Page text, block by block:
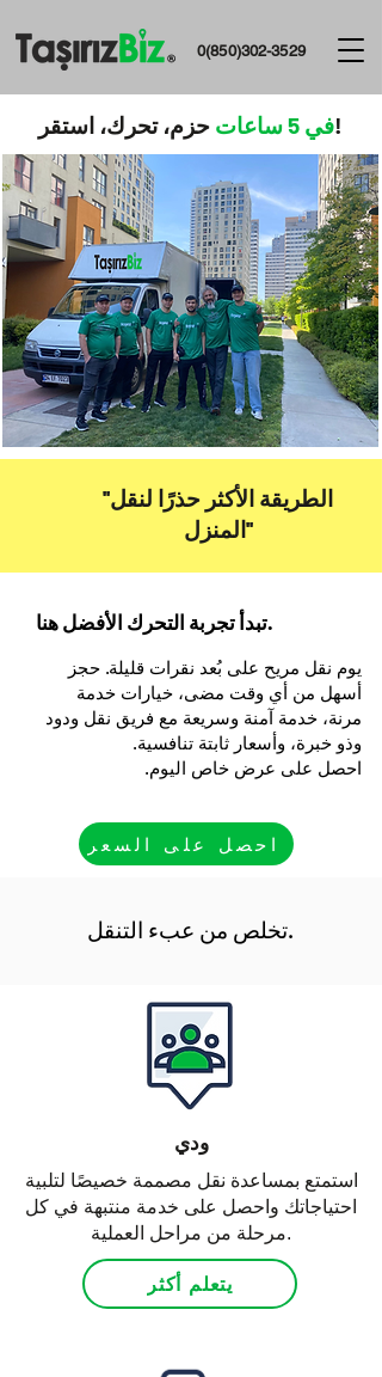
0(850)302-3529
في 5 ساعاتحزم، تحرك، استقر!
''الطريقة الأكثر حذرًا لنقل
المنزل''
تبدأ تجربة التحرك الأفضل هنا.
يوم نقل مريح على بُعد نقرات قليلة. حجز
أسهل من أي وقت مضى، خيارات خدمة
مرنة، خدمة آمنة وسريعة مع فريق نقل ودود
وذو خبرة، وأسعار ثابتة تنافسية.
احصل على عرض خاص اليوم.
احصل على السعر
تخلص من عبء التنقل.
ودي
استمتع بمساعدة نقل مصممة خصيصًا لتلبية
احتياجاتك واحصل على خدمة منتبهة في كل
مرحلة من مراحل العملية.
يتعلم أكثر